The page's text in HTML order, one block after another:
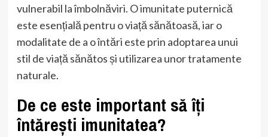
vulnerabil la îmbolnăviri. O imunitate puternică
este esențială pentru o viață sănătoasă, iar o
modalitate de a o întări este prin adoptarea unui
stil de viață sănătos și utilizarea unor tratamente
naturale.
De ce este important să îți
întărești imunitatea?